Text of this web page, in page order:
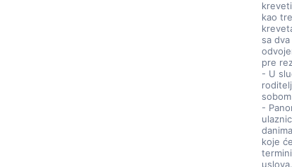
kao
sa
pre
- U
-
koje